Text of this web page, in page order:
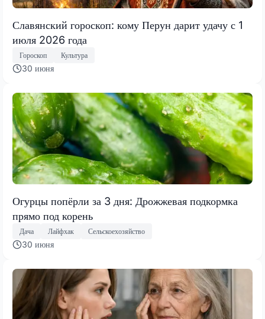
Славянский гороскоп: кому Перун дарит удачу с 1
июля 2026 года
Гороскоп Культура
30 июня
Огурцы попёрли за 3 дня: Дрожжевая подкормка
прямо под корень
Дача Лайфхак Сельскоехозяйство
30 июня